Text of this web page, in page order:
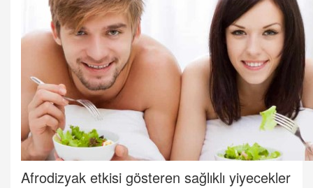
Afrodizyak etkisi gösteren sağlıklı yiyecekler